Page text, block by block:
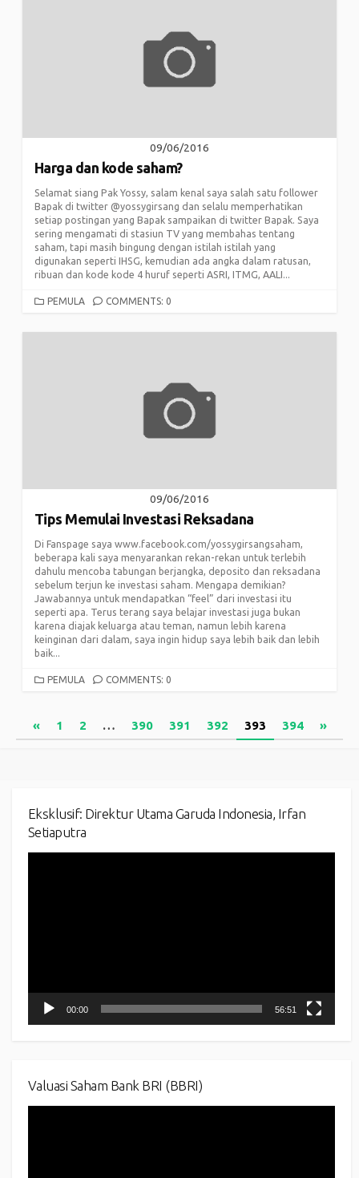
09/06/2016
Harga dan kode saham?
Selamat siang Pak Yossy, salam kenal saya salah satu follower
Bapak di twitter @yossygirsang dan selalu memperhatikan
setiap postingan yang Bapak sampaikan di twitter Bapak. Saya
sering mengamati di stasiun TV yang membahas tentang
saham, tapi masih bingung dengan istilah istilah yang
digunakan seperti IHSG, kemudian ada angka dalam ratusan,
ribuan dan kode kode 4 huruf seperti ASRI, ITMG, AALI...
CATEGORIES
PEMULA COMMENTS: 0
09/06/2016
Tips Memulai Investasi Reksadana
Di Fanspage saya www.facebook.com/yossygirsangsaham,
beberapa kali saya menyarankan rekan-rekan untuk terlebih
dahulu mencoba tabungan berjangka, deposito dan reksadana
sebelum terjun ke investasi saham. Mengapa demikian?
Jawabannya untuk mendapatkan “feel” dari investasi itu
seperti apa. Terus terang saya belajar investasi juga bukan
karena diajak keluarga atau teman, namun lebih karena
keinginan dari dalam, saya ingin hidup saya lebih baik dan lebih
baik...
CATEGORIES
PEMULA COMMENTS: 0
Posts
« 1 2 … 390 391 392 393 394 »
Eksklusif: Direktur Utama Garuda Indonesia, Irfan
Setiaputra
00:00 56:51
Valuasi Saham Bank BRI (BBRI)